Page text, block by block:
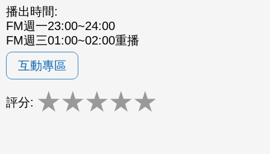
播出時間:
FM週一23:00~24:00
FM週三01:00~02:00重播
互動專區
評分: ★★★★★